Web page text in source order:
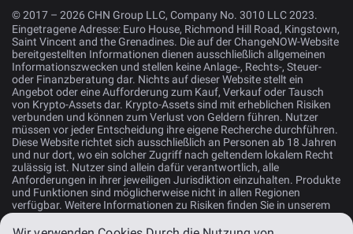
© 2017 – 2026 CHN Group LLC, Company No. 3010 LLC 2023.
Eingetragene Adresse: Euro House, Richmond Hill Road, Kingstown,
Saint Vincent and the Grenadines. Die auf der ChangeNOW-Website
bereitgestellten Informationen dienen ausschließlich allgemeinen
Informationszwecken und stellen keine Anlage-, Rechts-, Steuer-
oder Finanzberatung dar. Nichts auf dieser Website stellt ein
Angebot oder eine Aufforderung zum Kauf, Verkauf oder Tausch
von Krypto-Assets dar. Krypto-Assets sind mit erheblichen Risiken
verbunden und können zum Verlust von Geldern führen. Nutzer
müssen vor jeder Entscheidung ihre eigene Recherche durchführen.
Diese Website richtet sich ausschließlich an Personen ab 18 Jahren
und nur dort, wo ein solcher Zugriff nach geltendem lokalem Recht
zulässig ist. Nutzer sind allein dafür verantwortlich, alle
Anforderungen in ihrer jeweiligen Jurisdiktion einzuhalten. Produkte
und Funktionen sind möglicherweise nicht in allen Regionen
verfügbar. Weitere Informationen zu Risiken finden Sie in unserem